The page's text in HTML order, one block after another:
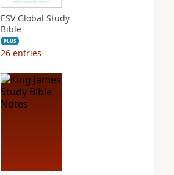
ESV Global Study
Bible
PLUS
26 entries